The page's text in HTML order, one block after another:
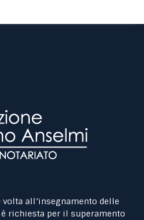
all’insegnamento delle
richiesta per il superamento